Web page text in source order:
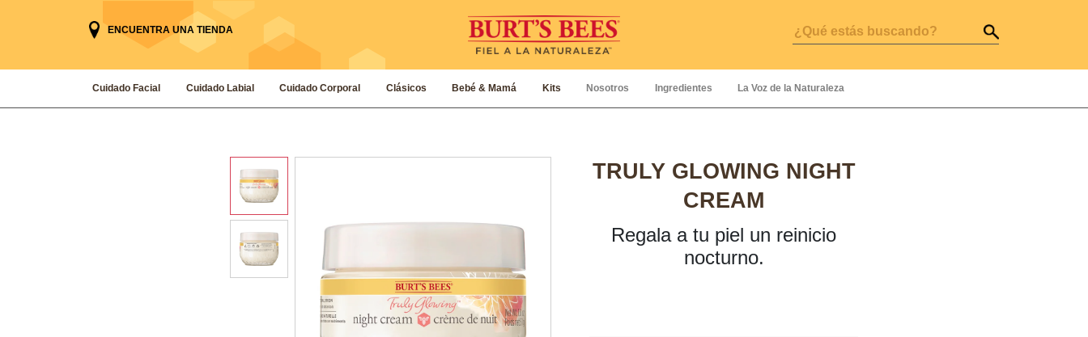
ENCUENTRA UNA TIENDA
Cuidado Facial Cuidado Labial Cuidado Corporal Clásicos Bebé & Mamá Kits Nosotros Ingredientes La Voz de la Naturaleza
TRULY GLOWING NIGHT
CREAM
Regala a tu piel un reinicio
nocturno.